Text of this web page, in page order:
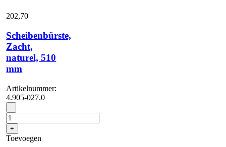
x
aantal
202,70
Scheibenbürste,
Zacht,
naturel, 510
mm
Artikelnummer:
4.905-027.0
- Scheibenbürste,
Zacht,
naturel,
510
mm
+
Toevoegen